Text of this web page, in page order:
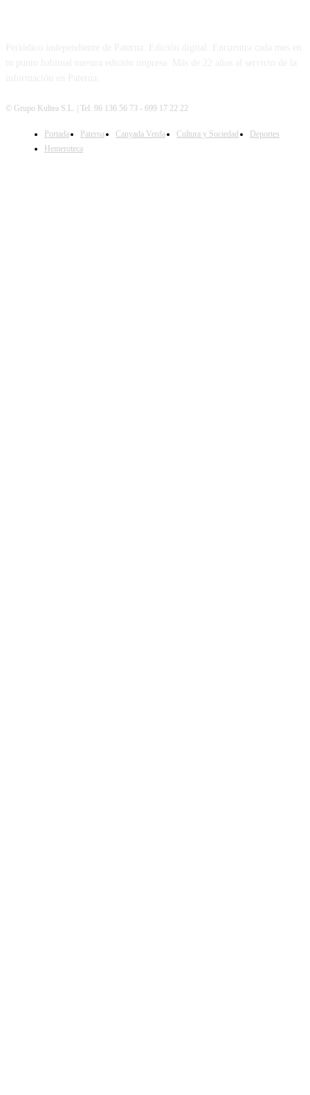
SÍGUENOS
© Grupo Kultea S.L. | Tel. 96 136 56 73 - 699 17 22 22
Portada Paterna Canyada Verda Cultura y Sociedad
Deportes
Hemeroteca